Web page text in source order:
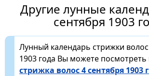
Другие лунные
сентября 1903
Лунный календарь стрижки
1903 года Вы можете посмотреть
стрижка волос 4 сентября 1903